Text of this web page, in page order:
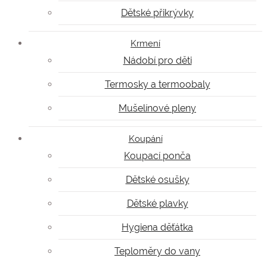
Dětské přikrývky
Krmení
Nádobí pro děti
Termosky a termoobaly
Mušelínové pleny
Koupání
Koupací ponča
Dětské osušky
Dětské plavky
Hygiena děťátka
Teploměry do vany